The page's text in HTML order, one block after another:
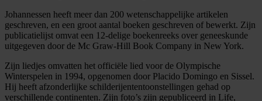
Johannessen heeft meer dan 200 wetenschappelijke artikelen
geschreven, en een groot aantal boeken geschreven of bewerkt. Zijn
publicatielijst omvat een 12-delige boekenreeks over geneeskunde
uitgegeven door de Mc Graw-Hill Book Company in New York.
Zijn liedjes omvatten het officiële lied voor de Olympische
Winterspelen in 1994, opgenomen door Placido Domingo en Sissel.
Hij heeft afzonderlijke schilderijententoonstellingen gehad op
verschillende continenten. Zijn foto’s zijn gepubliceerd in Life,